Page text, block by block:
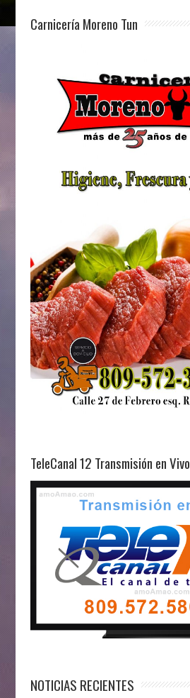
Carnicería Moreno Tun
TeleCanal 12 Transmisión en Vivo
NOTICIAS RECIENTES